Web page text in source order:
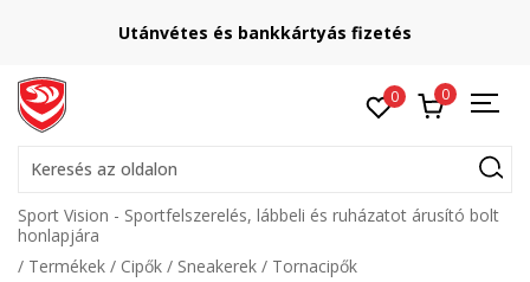
Utánvétes és bankkártyás fizetés
0 0
Keresés az oldalon
Sport Vision - Sportfelszerelés, lábbeli és ruházatot árusító bolt
honlapjára
Termékek
Cipők Sneakerek
Tornacipők